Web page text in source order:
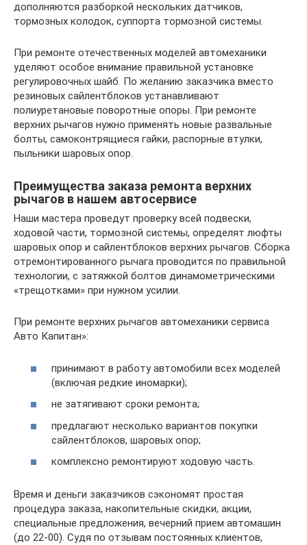
дополняются разборкой нескольких датчиков,
тормозных колодок, суппорта тормозной системы.
При ремонте отечественных моделей автомеханики
уделяют особое внимание правильной установке
регулировочных шайб. По желанию заказчика вместо
резиновых сайлентблоков устанавливают
полиуретановые поворотные опоры. При ремонте
верхних рычагов нужно применять новые развальные
болты, самоконтрящиеся гайки, распорные втулки,
пыльники шаровых опор.
Преимущества заказа ремонта верхних
рычагов в нашем автосервисе
Наши мастера проведут проверку всей подвески,
ходовой части, тормозной системы, определят люфты
шаровых опор и сайлентблоков верхних рычагов. Сборка
отремонтированного рычага проводится по правильной
технологии, с затяжкой болтов динамометрическими
«трещотками» при нужном усилии.
При ремонте верхних рычагов автомеханики сервиса
Авто Капитан»:
принимают в работу автомобили всех моделей
(включая редкие иномарки);
не затягивают сроки ремонта;
предлагают несколько вариантов покупки
сайлентблоков, шаровых опор;
комплексно ремонтируют ходовую часть.
Время и деньги заказчиков сэкономят простая
процедура заказа, накопительные скидки, акции,
специальные предложения, вечерний прием автомашин
(до 22-00). Судя по отзывам постоянных клиентов,